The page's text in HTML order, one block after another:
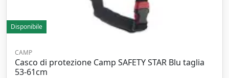
Disponibile
CAMP
Casco di protezione Camp SAFETY STAR Blu taglia
53-61cm